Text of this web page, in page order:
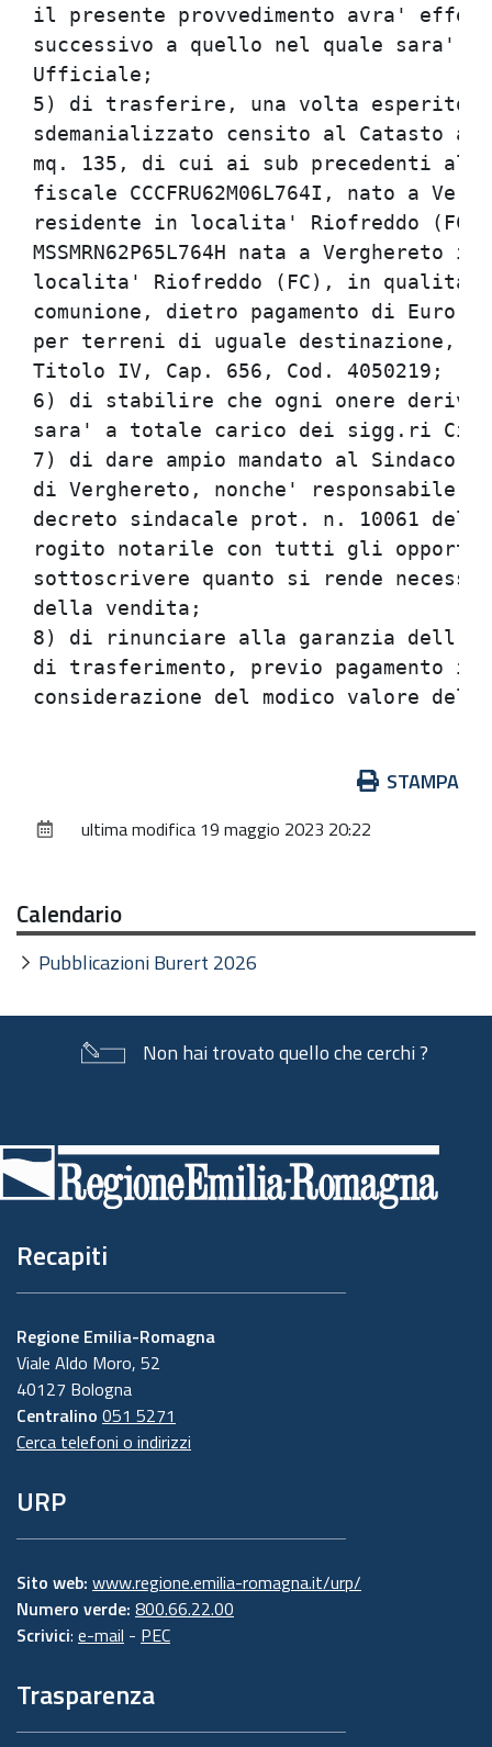
il presente provvedimento
successivo a quello nel
5) di trasferire, una volta
sdemanializzato censito al
mq. 135, di cui ai sub
fiscale CCCFRU62M06L764I,
residente in localita' Riofreddo
MSSMRN62P65L764H nata a
localita' Riofreddo (FC),
comunione, dietro pagamento
per terreni di uguale
Titolo IV, Cap.
6) di stabilire che ogni onere
sara' a totale carico dei
7) di dare ampio mandato al
di Verghereto, nonche'
decreto sindacale prot. n.
rogito notarile con tutti gli
sottoscrivere quanto si rende
della
8) di rinunciare alla garanzia
di trasferimento, previo
documento
STAMPA
ultima modifica 19 maggio 2023 20:22
Calendario
Pubblicazioni Burert 2026
Non hai trovato quello che cerchi ?
di
pagina
Recapiti
Regione Emilia-Romagna
Viale Aldo Moro, 52
40127 Bologna
Centralino 051 5271
Cerca telefoni o indirizzi
URP
Sito web: www.regione.emilia-romagna.it/urp/
Numero verde: 800.66.22.00
Scrivici: e-mail - PEC
Trasparenza